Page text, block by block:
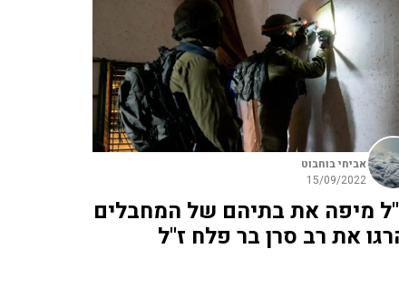
אביחי בוחבוט
15/09/2022
מיפה את בתיהם של המחבלים
את רב סרן בר פלח ז"ל